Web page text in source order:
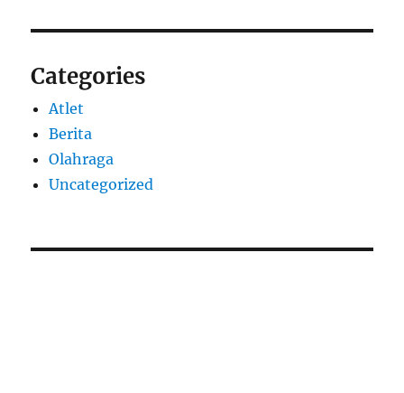
Categories
Atlet
Berita
Olahraga
Uncategorized